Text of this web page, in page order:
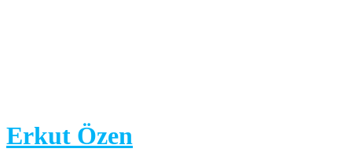
Erkut Özen